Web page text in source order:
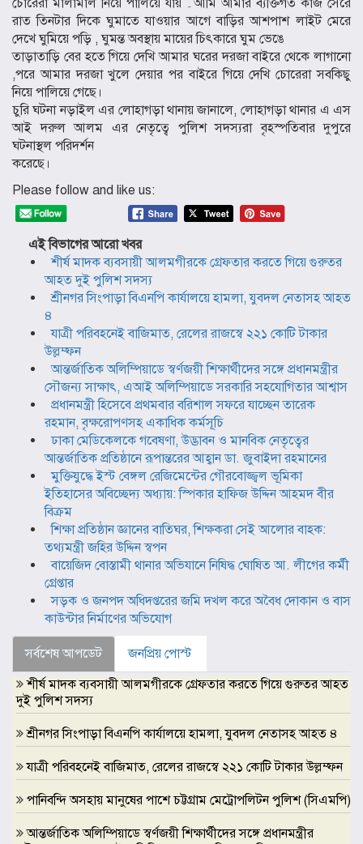
রাত তিনটার দিকে ঘুমাতে যাওয়ার আগে বাড়ির আশপাশ লাইট মেরে
দেখে ঘুমিয়ে পড়ি , ঘুমন্ত অবস্থায় মায়ের চিৎকারে ঘুম ভেঙে
তাড়াতাড়ি বের হতে গিয়ে দেখি আমার ঘরের দরজা বাইরে থেকে লাগানো
,পরে আমার দরজা খুলে দেয়ার পর বাইরে গিয়ে দেখি চোরেরা সবকিছু
নিয়ে পালিয়ে গেছে।
চুরি ঘটনা নড়াইল এর লোহাগড়া থানায় জানালে, লোহাগড়া থানার এ এস
আই দরুল আলম এর নেতৃত্বে পুলিশ সদস্যরা বৃহস্পতিবার দুপুরে
ঘটনাস্থল পরিদর্শন
করেছে।
Please follow and like us:
এই বিভাগের আরো খবর
শীর্ষ মাদক ব্যবসায়ী আলমগীরকে গ্রেফতার করতে গিয়ে গুরুতর
আহত দুই পুলিশ সদস্য
শ্রীনগর সিংপাড়া বিএনপি কার্যালয়ে হামলা, যুবদল নেতাসহ আহত
৪
যাত্রী পরিবহনেই বাজিমাত, রেলের রাজস্বে ২২১ কোটি টাকার
উল্লম্ফন
আন্তর্জাতিক অলিম্পিয়াডে স্বর্ণজয়ী শিক্ষার্থীদের সঙ্গে প্রধানমন্ত্রীর
সৌজন্য সাক্ষাৎ, এআই অলিম্পিয়াডে সরকারি সহযোগিতার আশ্বাস
প্রধানমন্ত্রী হিসেবে প্রথমবার বরিশাল সফরে যাচ্ছেন তারেক
রহমান, বৃক্ষরোপণসহ একাধিক কর্মসূচি
ঢাকা মেডিকেলকে গবেষণা, উদ্ভাবন ও মানবিক নেতৃত্বের
আন্তর্জাতিক প্রতিষ্ঠানে রূপান্তরের আহ্বান ডা. জুবাইদা রহমানের
মুক্তিযুদ্ধে ইস্ট বেঙ্গল রেজিমেন্টের গৌরবোজ্জ্বল ভূমিকা
ইতিহাসের অবিচ্ছেদ্য অধ্যায়: স্পিকার হাফিজ উদ্দিন আহমদ বীর
বিক্রম
শিক্ষা প্রতিষ্ঠান জ্ঞানের বাতিঘর, শিক্ষকরা সেই আলোর বাহক:
তথ্যমন্ত্রী জহির উদ্দিন স্বপন
বায়েজিদ বোস্তামী থানার অভিযানে নিষিদ্ধ ঘোষিত আ. লীগের কর্মী
গ্রেপ্তার
সড়ক ও জনপদ অধিদপ্তরের জমি দখল করে অবৈধ দোকান ও বাস
কাউন্টার নির্মাণের অভিযোগ
সর্বশেষ আপডেট
জনপ্রিয় পোস্ট
শীর্ষ মাদক ব্যবসায়ী আলমগীরকে গ্রেফতার করতে গিয়ে গুরুতর আহত
দুই পুলিশ সদস্য
শ্রীনগর সিংপাড়া বিএনপি কার্যালয়ে হামলা, যুবদল নেতাসহ আহত ৪
যাত্রী পরিবহনেই বাজিমাত, রেলের রাজস্বে ২২১ কোটি টাকার উল্লম্ফন
পানিবন্দি অসহায় মানুষের পাশে চট্টগ্রাম মেট্রোপলিটন পুলিশ (সিএমপি)
আন্তর্জাতিক অলিম্পিয়াডে স্বর্ণজয়ী শিক্ষার্থীদের সঙ্গে প্রধানমন্ত্রীর